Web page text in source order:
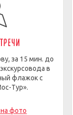
за 15 мин. до
в
флажок с
Тур».
фото